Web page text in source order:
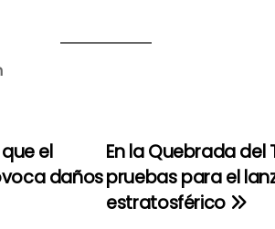
En la Quebrada
pruebas para el
estratosférico
el
daños